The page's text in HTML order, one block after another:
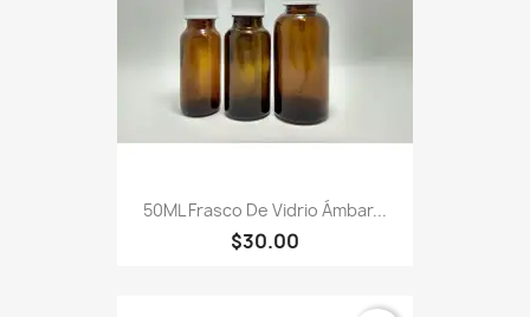
50ML Frasco De Vidrio Ámbar...
$30.00